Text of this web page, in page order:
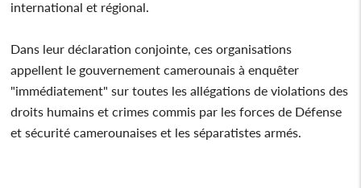
international et régional.
Dans leur déclaration conjointe, ces organisations
appellent le gouvernement camerounais à enquêter
"immédiatement" sur toutes les allégations de violations des
droits humains et crimes commis par les forces de Défense
et sécurité camerounaises et les séparatistes armés.